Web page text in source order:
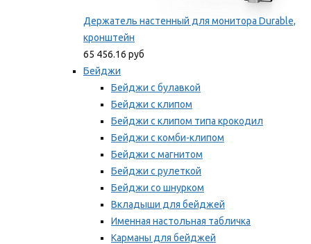
Держатель настенный для монитора Durable,
кронштейн
65 456.16 руб
Бейджи
Бейджи с булавкой
Бейджи с клипом
Бейджи с клипом типа крокодил
Бейджи с комби-клипом
Бейджи с магнитом
Бейджи с рулеткой
Бейджи со шнурком
Вкладыши для бейджей
Именная настольная табличка
Карманы для бейджей